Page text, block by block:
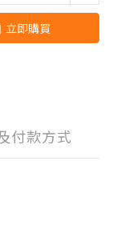
立即購買
付款方式